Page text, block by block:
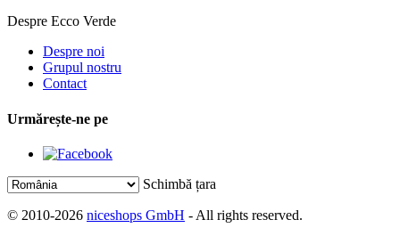
Despre Ecco Verde
Despre noi
Grupul nostru
Contact
Urmărește-ne pe
Schimbă țara
© 2010-2026 niceshops GmbH - All rights reserved.